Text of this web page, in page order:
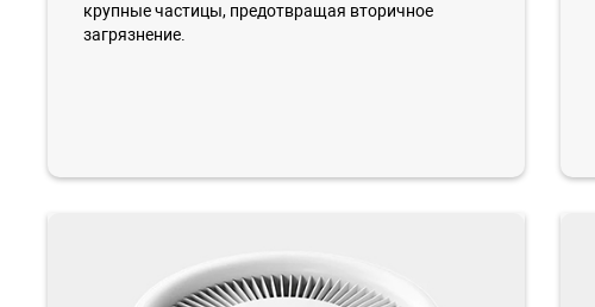
крупные частицы, предотвращая вторичное
загрязнение.